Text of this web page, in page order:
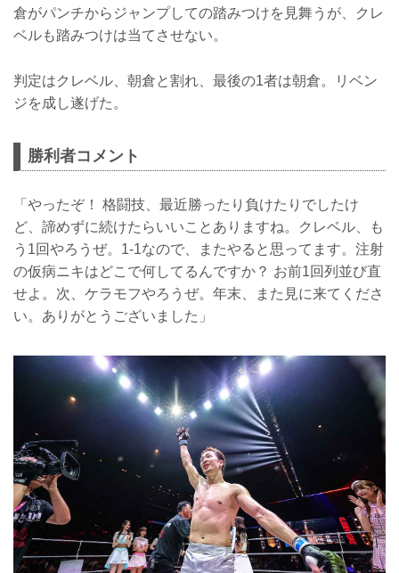
倉がパンチからジャンプしての踏みつけを見舞うが、クレ
ベルも踏みつけは当てさせない。
判定はクレベル、朝倉と割れ、最後の1者は朝倉。リベン
ジを成し遂げた。
勝利者コメント
「やったぞ！ 格闘技、最近勝ったり負けたりでしたけ
ど、諦めずに続けたらいいことありますね。クレベル、も
う1回やろうぜ。1-1なので、またやると思ってます。注射
の仮病ニキはどこで何してるんですか？ お前1回列並び直
せよ。次、ケラモフやろうぜ。年末、また見に来てくださ
い。ありがとうございました」